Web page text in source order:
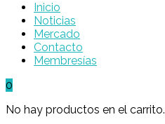
Inicio
Noticias
Mercado
Contacto
Membresías
0
No hay productos en el carrito.